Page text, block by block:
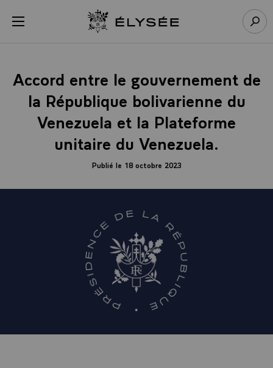
menu Retour à l’accueil Élysée
Accord entre le gouvernement de
la République bolivarienne du
Venezuela et la Plateforme
unitaire du Venezuela.
Publié le 18 octobre 2023
Panneau de gestion des cookies